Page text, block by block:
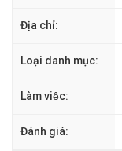
Địa chỉ:
Loại danh mục:
Làm việc:
Đánh giá: